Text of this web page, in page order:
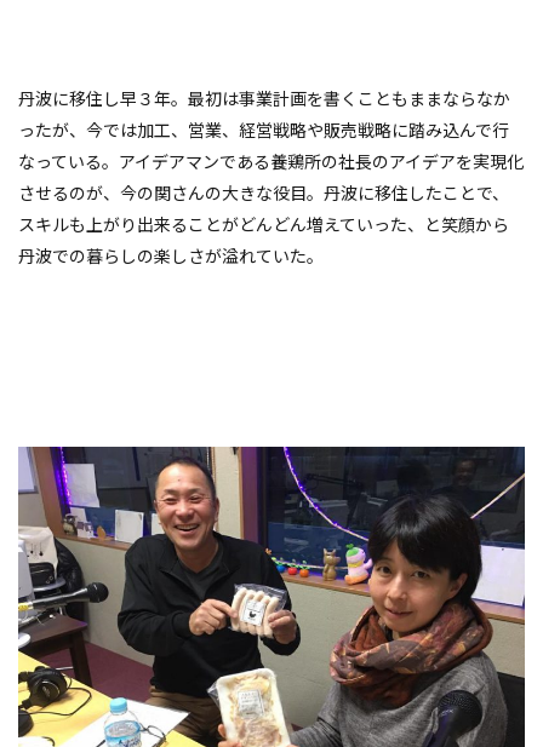
丹波に移住し早３年。最初は事業計画を書くこともままならなか
ったが、今では加工、営業、経営戦略や販売戦略に踏み込んで行
なっている。アイデアマンである養鶏所の社長のアイデアを実現化
させるのが、今の関さんの大きな役目。丹波に移住したことで、
スキルも上がり出来ることがどんどん増えていった、と笑顔から
丹波での暮らしの楽しさが溢れていた。